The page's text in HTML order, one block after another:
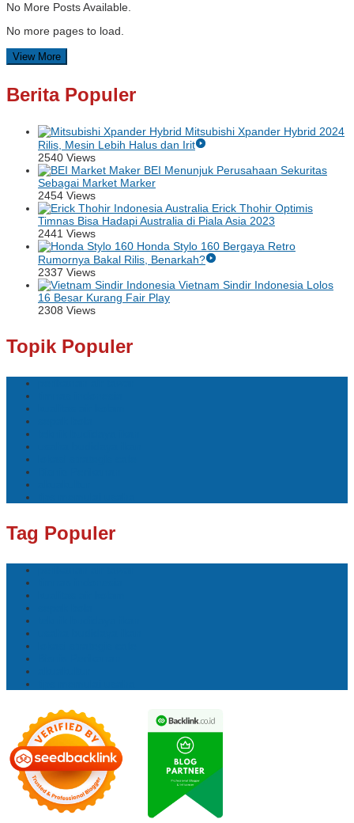
No More Posts Available.
No more pages to load.
View More
Berita Populer
Mitsubishi Xpander Hybrid 2024
Rilis, Mesin Lebih Halus dan Irit
2540 Views
BEI Menunjuk Perusahaan Sekuritas
Sebagai Market Marker
2454 Views
Erick Thohir Optimis
Timnas Bisa Hadapi Australia di Piala Asia 2023
2441 Views
Honda Stylo 160 Bergaya Retro
Rumornya Bakal Rilis, Benarkah?
2337 Views
Vietnam Sindir Indonesia Lolos
16 Besar Kurang Fair Play
2308 Views
Topik Populer
Tag Populer